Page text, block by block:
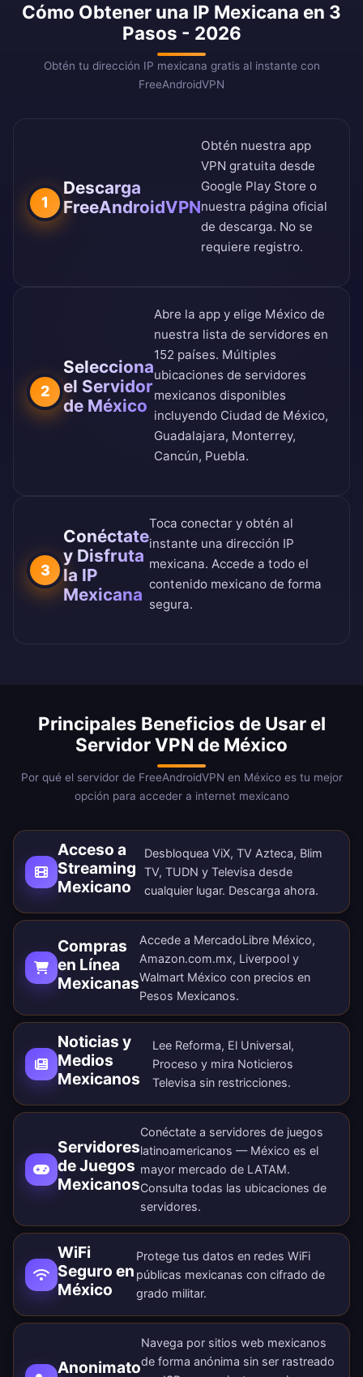
Cómo Obtener una IP Mexicana en 3
Pasos - 2026
Obtén tu dirección IP mexicana gratis al instante con
FreeAndroidVPN
1
Descarga
FreeAndroidVPN
Obtén nuestra app
VPN gratuita desde
Google Play Store o
nuestra página oficial
de descarga. No se
requiere registro.
2
Selecciona
el Servidor
de México
Abre la app y elige México de
nuestra lista de servidores en
152 países. Múltiples
ubicaciones de servidores
mexicanos disponibles
incluyendo Ciudad de México,
Guadalajara, Monterrey,
Cancún, Puebla.
3
Conéctate
y Disfruta
la IP
Mexicana
Toca conectar y obtén al
instante una dirección IP
mexicana. Accede a todo el
contenido mexicano de forma
segura.
Principales Beneficios de Usar el
Servidor VPN de México
Por qué el servidor de FreeAndroidVPN en México es tu mejor
opción para acceder a internet mexicano
Acceso a
Streaming
Mexicano
Desbloquea ViX, TV Azteca, Blim
TV, TUDN y Televisa desde
cualquier lugar. Descarga ahora.
Compras
en Línea
Mexicanas
Accede a MercadoLibre México,
Amazon.com.mx, Liverpool y
Walmart México con precios en
Pesos Mexicanos.
Noticias y
Medios
Mexicanos
Lee Reforma, El Universal,
Proceso y mira Noticieros
Televisa sin restricciones.
Servidores
de Juegos
Mexicanos
Conéctate a servidores de juegos
latinoamericanos — México es el
mayor mercado de LATAM.
Consulta todas las ubicaciones de
servidores.
WiFi
Seguro en
México
Protege tus datos en redes WiFi
públicas mexicanas con cifrado de
grado militar.
Anonimato
Navega por sitios web mexicanos
de forma anónima sin ser rastreado